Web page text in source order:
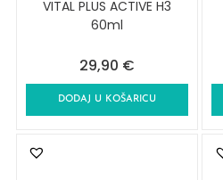
VITAL PLUS ACTIVE H3
60ml
29,90 €
DODAJ U KOŠARICU